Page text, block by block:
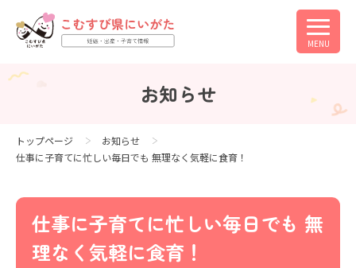
MENU
お知らせ
トップページ
お知らせ
仕事に子育てに忙しい毎日でも 無理なく気軽に食育！
仕事に子育てに忙しい毎日でも 無
理なく気軽に食育！